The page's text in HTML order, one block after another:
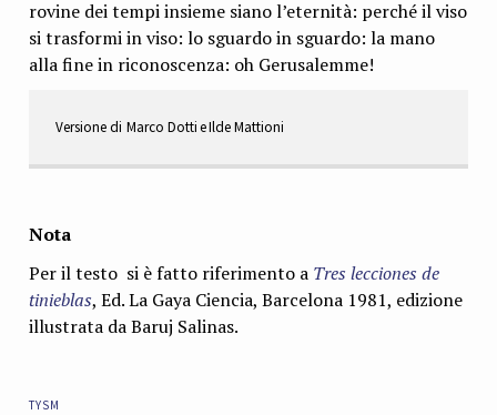
rovine dei tempi insieme siano l’eternità: perché il viso
si trasformi in viso: lo sguardo in sguardo: la ma­no
alla fine in riconoscenza: oh Gerusalemme!
Versione di Marco Dotti e Ilde Mattioni
Nota
Per il testo si è fatto riferimento a Tres lecciones de
tinieblas, Ed. La Gaya Ciencia, Barcelona 1981, edizione
illustrata da Baruj Salinas.
tysm